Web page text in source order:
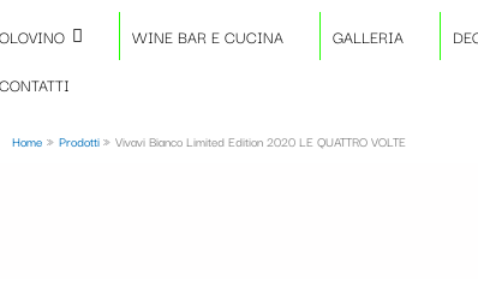
WINE BAR E CUCINA GALLERIA
CONTATTI
Home Prodotti Vivavi Bianco Limited Edition 2020 LE QUATTRO VOLTE